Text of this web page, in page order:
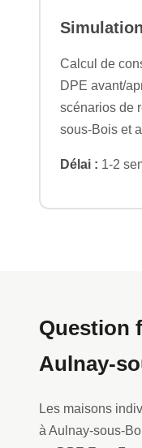
Calcul de
DPE avant/
scénarios de
sous-Bois et
Délai : 1-2
Question
Aulnay-
Les maisons
à Aulnay-sous-